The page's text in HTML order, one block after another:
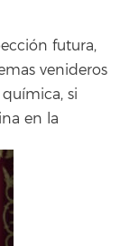
futura,
venideros
si
en la